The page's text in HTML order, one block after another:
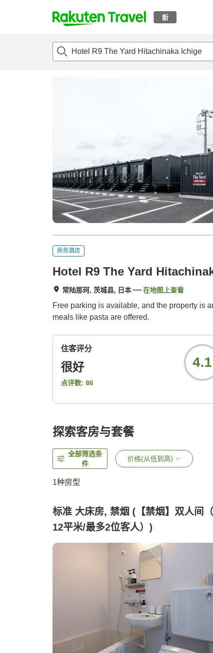
新
t
p
概况 客房及住宿套餐评论设施
商务酒店
Hotel R9 The Yard
常陆那珂, 茨城县, 日本 在地图上查看
Free parking is available, and the property is
meals like pasta are offered.
住客评分
很好
点评数: 86
4.1
探索客房与套餐
全部筛选条
件
价格(从低到高)
1种房型
标准 大床房, 禁烟 (【禁烟】双人间
12平米/最多2位客人）)